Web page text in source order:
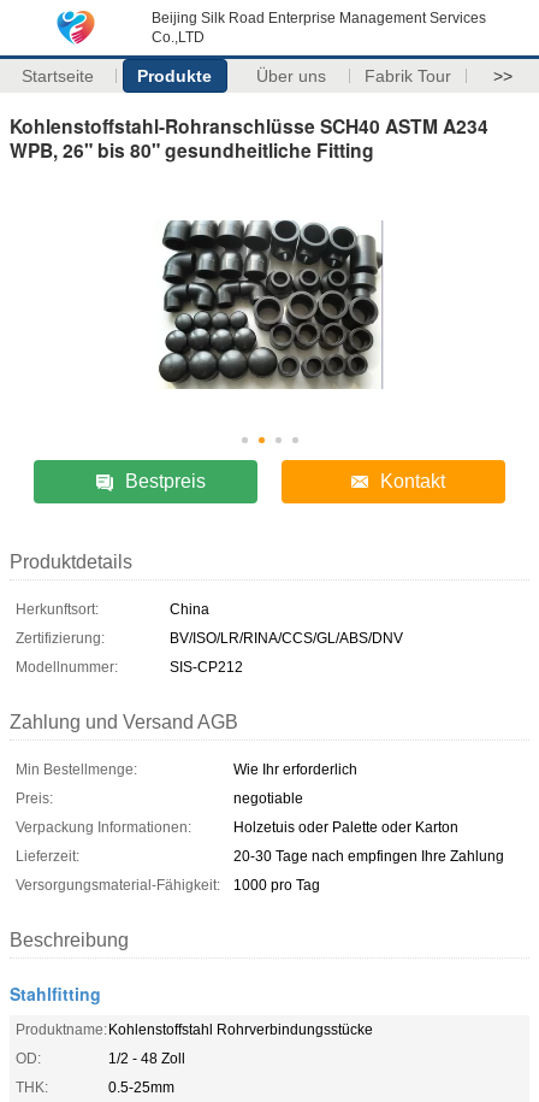
Beijing Silk Road Enterprise Management Services
Co.,LTD
Startseite Produkte Über uns Fabrik Tour >>
Kohlenstoffstahl-Rohranschlüsse SCH40 ASTM A234
WPB, 26" bis 80" gesundheitliche Fitting
Bestpreis Kontakt
Produktdetails
Herkunftsort:
China
Zertifizierung:
BV/ISO/LR/RINA/CCS/GL/ABS/DNV
Modellnummer:
SIS-CP212
Zahlung und Versand AGB
Min Bestellmenge:
Wie Ihr erforderlich
Preis:
negotiable
Verpackung Informationen:
Holzetuis oder Palette oder Karton
Lieferzeit:
20-30 Tage nach empfingen Ihre Zahlung
Versorgungsmaterial-Fähigkeit:
1000 pro Tag
Beschreibung
Stahlfitting
Produktname:Kohlenstoffstahl Rohrverbindungsstücke
OD:
1/2 - 48 Zoll
THK:
0.5-25mm